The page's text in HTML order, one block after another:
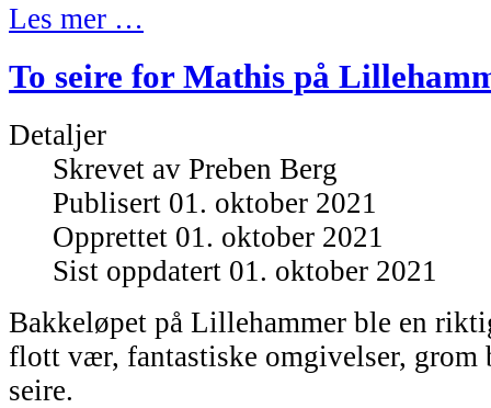
Les mer …
To seire for Mathis på
Detaljer
Skrevet av Preben Berg
Publisert 01. oktober 2021
Opprettet 01. oktober 2021
Sist oppdatert 01. oktober 2021
Bakkeløpet på Lillehammer ble en
flott vær, fantastiske omgivelser,
seire.